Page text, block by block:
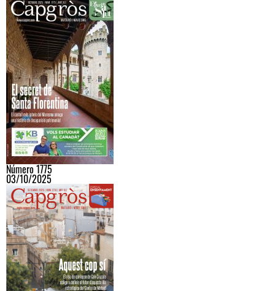
Número 1775
03/10/2025